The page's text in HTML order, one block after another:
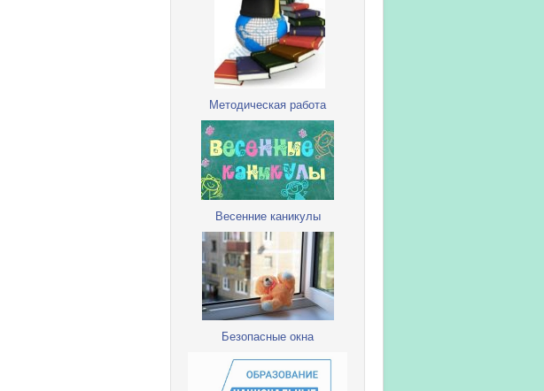
Методическая работа
Весенние каникулы
Безопасные окна